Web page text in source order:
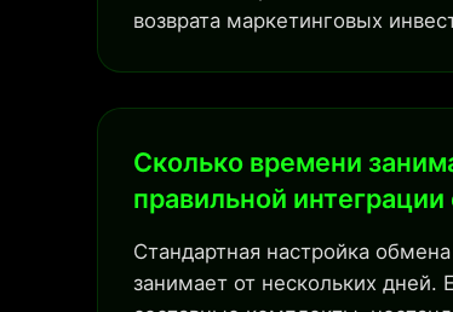
возврата маркетинговых
Сколько времени
правильной интеграции
Стандартная настройка
занимает от нескольких дней.